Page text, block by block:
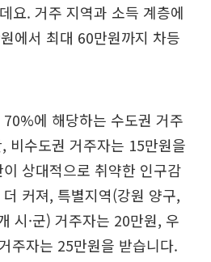
요. 거주 지역과 소득 계층에
에서 최대 60만원까지 차등
에 해당하는 수도권 거주
비수도권 거주자는 15만원을
상대적으로 취약한 인구감
커져, 특별지역(강원 양구,
시·군) 거주자는 20만원, 우
주자는 25만원을 받습니다.